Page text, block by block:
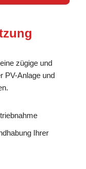
zügige und
PV-Anlage und
Ihrer